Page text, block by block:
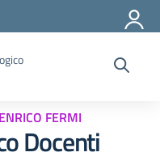
FERMI
Docenti